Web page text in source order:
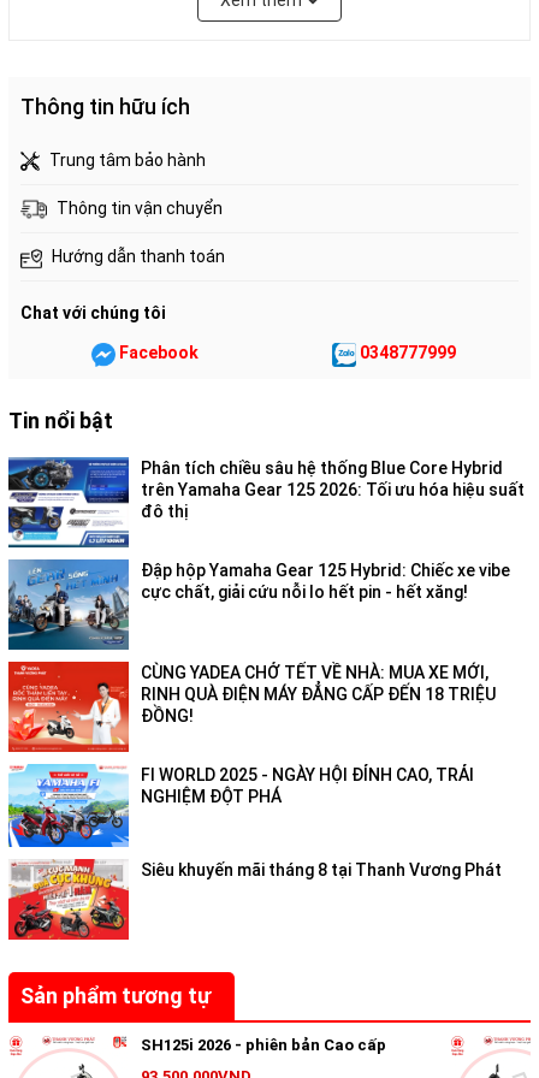
tối giản, hiện đại, đem đến nét sang trọng cho tổng thể cụm
hoàn toàn mới
Cụm đèn trước được trang bị đồng bộ công nghệ LED hiện đại
với thiết kế mới cao cấp, hài hòa cân đối với tổng thể thiết kế
phía trước của xe.
Mặt nạ trước mang hơi hướng thời trang tối giản, liền mạch, là
chi tiết trung tâm tôn lên hình ảnh thể thao, mạnh mẽ nhưng
không kém phần sang trọng, lịch lãm. Điểm nhấn ấn tượng khi
nhìn từ phía trước là chi tiết mạ crome sáng bóng nổi bật hình
chữ V mở rộng, được thiết kế theo cảm hứng từ xu hướng các
dòng xe hơi và xe thế thao cao cấp.
Cụm đèn hậu và thiết kế đuôi xe tinh
tế
Thông tin hữu ích
Trung tâm bảo hành
Thông tin vận chuyển
Hướng dẫn thanh toán
Chat với chúng tôi
Facebook 0348777999
Tin nổi bật
Phân tích chiều sâu hệ thống Blue Core Hybrid
trên Yamaha Gear 125 2026: Tối ưu hóa hiệu suất
đô thị
Đập hộp Yamaha Gear 125 Hybrid: Chiếc xe vibe
cực chất, giải cứu nỗi lo hết pin - hết xăng!
CÙNG YADEA CHỞ TẾT VỀ NHÀ: MUA XE MỚI,
RINH QUÀ ĐIỆN MÁY ĐẲNG CẤP ĐẾN 18 TRIỆU
ĐỒNG!
FI WORLD 2025 - NGÀY HỘI ĐỈNH CAO, TRẢI
NGHIỆM ĐỘT PHÁ
Siêu khuyến mãi tháng 8 tại Thanh Vương Phát
Sản phẩm tương tự
SH125i 2026 - phiên bản Cao cấp